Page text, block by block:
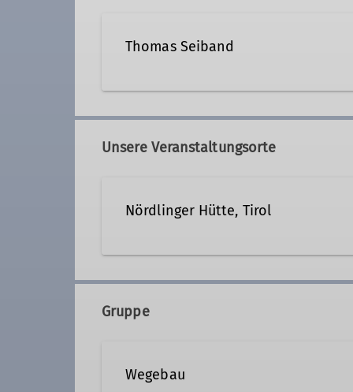
Thomas Seiband
Jugendleiter*in
Unsere Veranstaltungsorte
Nördlinger Hütte, Tirol
Gruppe
Wegebau